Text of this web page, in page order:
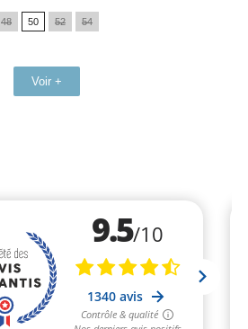
48 50 52 54
Voir +